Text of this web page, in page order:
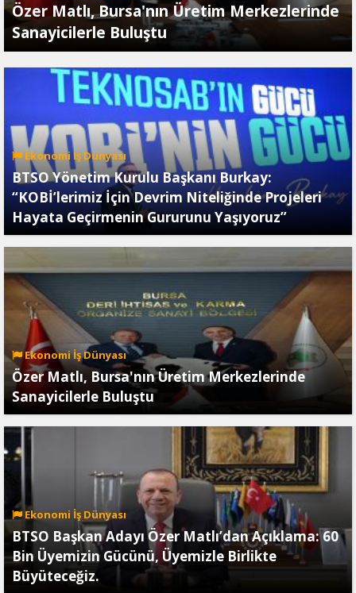
Özer Matlı, Bursa'nın Üretim Merkezlerinde
Sanayicilerle Buluştu
Ekonomi İş Dünyası
BTSO Yönetim Kurulu Başkanı Burkay:
“KOBİ’lerimiz İçin Devrim Niteliğinde Projeleri
Hayata Geçirmenin Gururunu Yaşıyoruz”
Ekonomi İş Dünyası
Özer Matlı, Bursa'nın Üretim Merkezlerinde
Sanayicilerle Buluştu
Ekonomi İş Dünyası
BTSO Başkan Adayı Özer Matlı’dan Açıklama: 60
Bin Üyemizin Gücünü, Üyemizle Birlikte
Büyüteceğiz.